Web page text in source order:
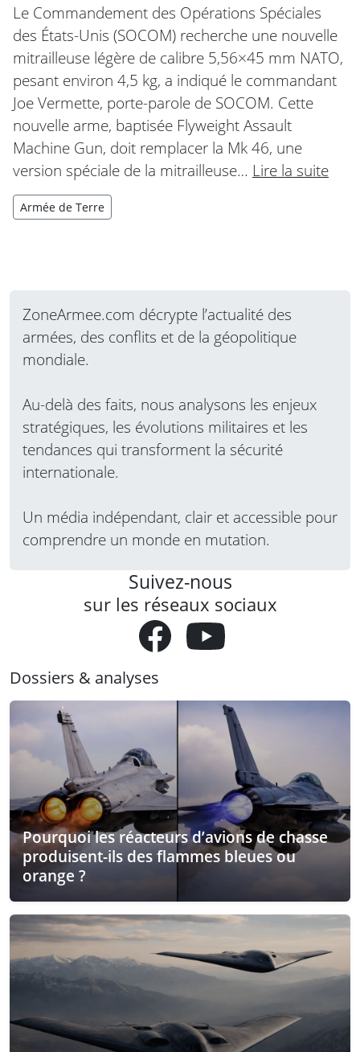
Le Commandement des Opérations Spéciales
des États-Unis (SOCOM) recherche une nouvelle
mitrailleuse légère de calibre 5,56×45 mm NATO,
pesant environ 4,5 kg, a indiqué le commandant
Joe Vermette, porte-parole de SOCOM. Cette
nouvelle arme, baptisée Flyweight Assault
Machine Gun, doit remplacer la Mk 46, une
version spéciale de la mitrailleuse… Lire la suite
Armée de Terre
ZoneArmee.com décrypte l’actualité des
armées, des conflits et de la géopolitique
mondiale.
Au-delà des faits, nous analysons les enjeux
stratégiques, les évolutions militaires et les
tendances qui transforment la sécurité
internationale.
Un média indépendant, clair et accessible pour
comprendre un monde en mutation.
Suivez-nous
sur les réseaux sociaux
Dossiers & analyses
Pourquoi les réacteurs d’avions de chasse
produisent-ils des flammes bleues ou
orange ?